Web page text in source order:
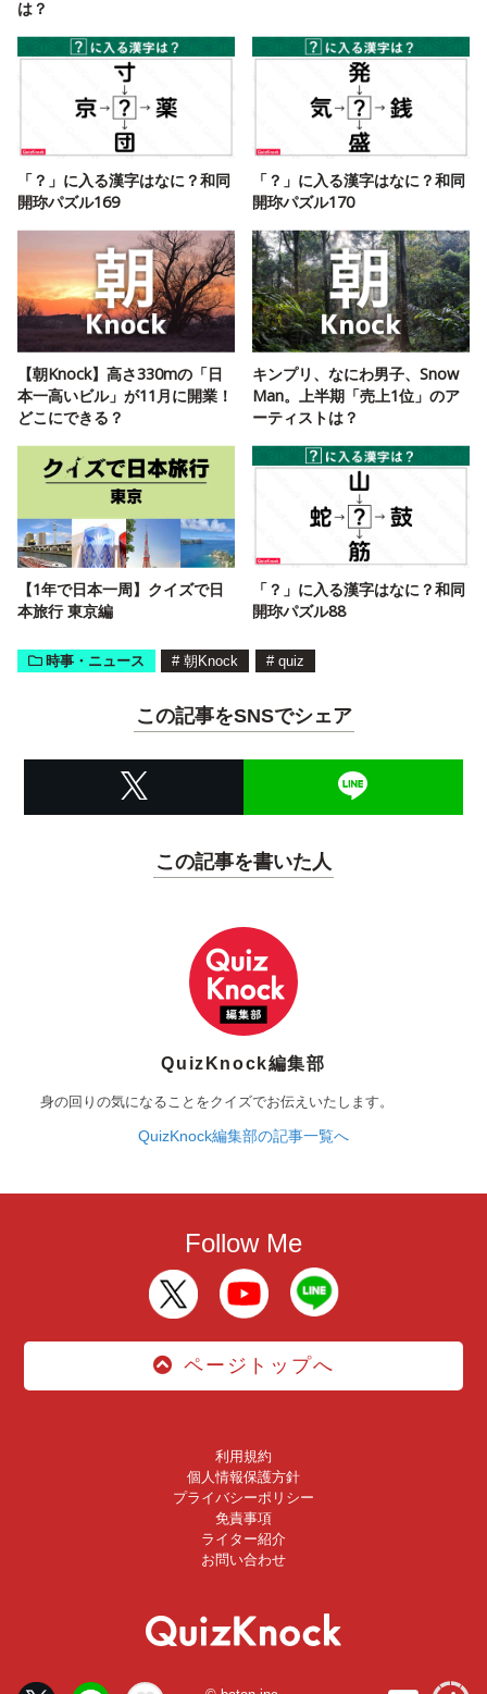
は？
「？」に入る漢字はなに？和同
開珎パズル169
「？」に入る漢字はなに？和同
開珎パズル170
【朝Knock】高さ330mの「日
本一高いビル」が11月に開業！
どこにできる？
キンプリ、なにわ男子、Snow
Man。上半期「売上1位」のア
ーティストは？
【1年で日本一周】クイズで日
本旅行 東京編
「？」に入る漢字はなに？和同
開珎パズル88
時事・ニュース # 朝Knock # quiz
この記事をSNSでシェア
この記事を書いた人
QuizKnock編集部
身の回りの気になることをクイズでお伝えいたします。
QuizKnock編集部の記事一覧へ
Follow Me
ページトップへ
利用規約
個人情報保護方針
プライバシーポリシー
免責事項
ライター紹介
お問い合わせ